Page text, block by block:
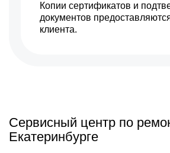
Копии сертификатов и
документов
клиента.
Сервисный центр по
Екатеринбурге